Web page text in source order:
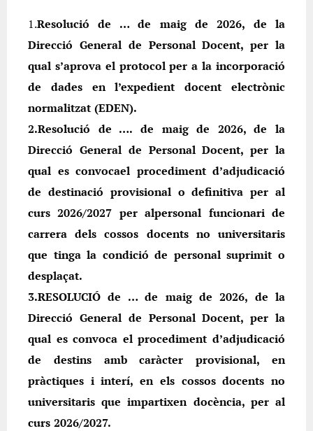
1.Resolució de … de maig de 2026, de la
Direcció General de Personal Docent, per la
qual s’aprova el protocol per a la incorporació
de dades en l’expedient docent electrònic
normalitzat (EDEN).
2.Resolució de …. de maig de 2026, de la
Direcció General de Personal Docent, per la
qual es convocael procediment d’adjudicació
de destinació provisional o definitiva per al
curs 2026/2027 per alpersonal funcionari de
carrera dels cossos docents no universitaris
que tinga la condició de personal suprimit o
desplaçat.
3.RESOLUCIÓ de … de maig de 2026, de la
Direcció General de Personal Docent, per la
qual es convoca el procediment d’adjudicació
de destins amb caràcter provisional, en
pràctiques i interí, en els cossos docents no
universitaris que impartixen docència, per al
curs 2026/2027.